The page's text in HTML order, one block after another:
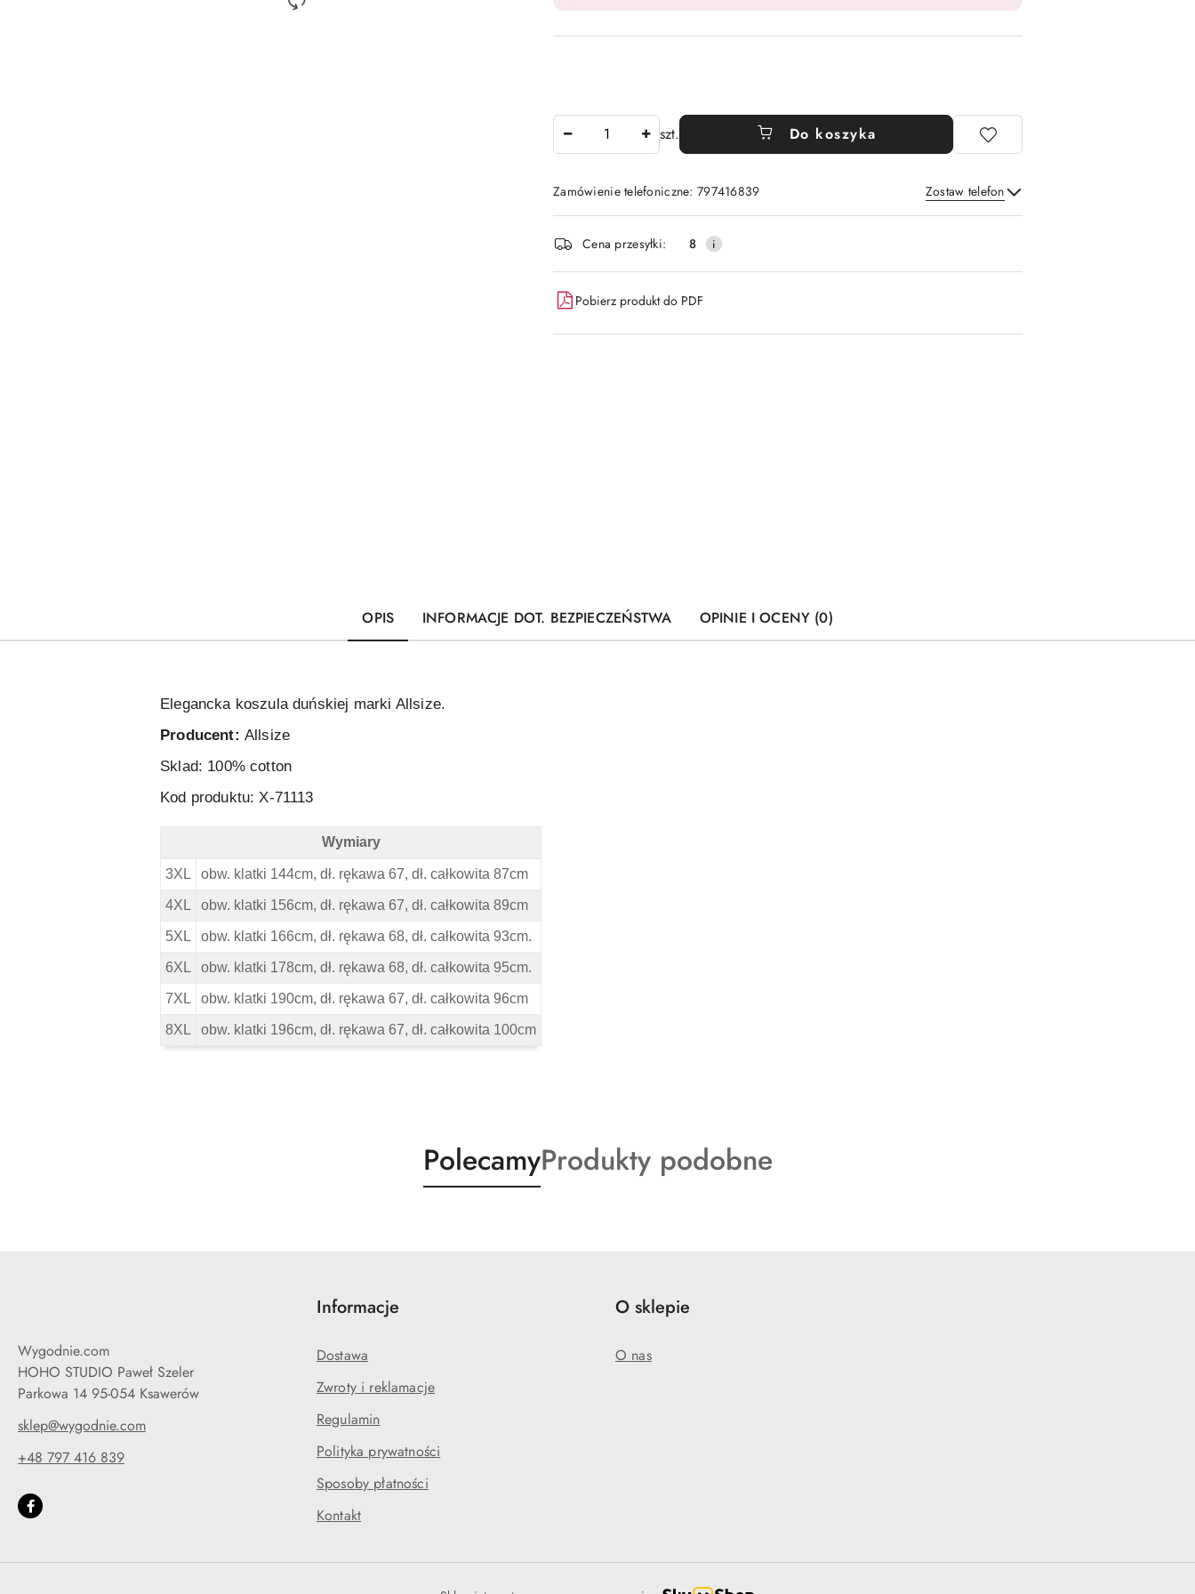
szt. Do koszyka
Zamówienie telefoniczne: 797416839 Zostaw telefon
Wyślij
Dostępność
i
dostawa
Cena przesyłki: 8
Pobierz produkt do PDF
OPIS INFORMACJE DOT. BEZPIECZEŃSTWA OPINIE I OCENY (0)
Elegancka koszula duńskiej marki Allsize.
Producent: Allsize
Sklad: 100% cotton
Kod produktu: X-71113
North 56 4 Duża Koszula - Wymiary
Wymiary
3XL obw. klatki 144cm, dł. rękawa 67, dł. całkowita 87cm
4XL obw. klatki 156cm, dł. rękawa 67, dł. całkowita 89cm
5XL obw. klatki 166cm, dł. rękawa 68, dł. całkowita 93cm.
6XL obw. klatki 178cm, dł. rękawa 68, dł. całkowita 95cm.
7XL obw. klatki 190cm, dł. rękawa 67, dł. całkowita 96cm
8XL obw. klatki 196cm, dł. rękawa 67, dł. całkowita 100cm
Produkty
o
PolecamyProdukty
o
Produkty podobne
Wygodnie.com
HOHO STUDIO Paweł Szeler
Parkowa 14 95-054 Ksawerów
sklep@wygodnie.com
+48 797 416 839
Informacje
Dostawa
Zwroty i reklamacje
Regulamin
Polityka prywatności
Sposoby płatności
Kontakt
O sklepie
O nas